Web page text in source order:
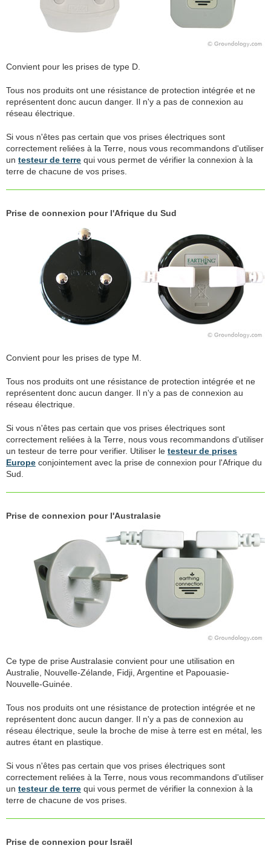
Convient pour les prises de type D.
Tous nos produits ont une résistance de protection intégrée et ne
représentent donc aucun danger. Il n'y a pas de connexion au
réseau électrique.
Si vous n'êtes pas certain que vos prises électriques sont
correctement reliées à la Terre, nous vous recommandons d'utiliser
un testeur de terre qui vous permet de vérifier la connexion à la
terre de chacune de vos prises.
Prise de connexion pour l'Afrique du Sud
Convient pour les prises de type M.
Tous nos produits ont une résistance de protection intégrée et ne
représentent donc aucun danger. Il n'y a pas de connexion au
réseau électrique.
Si vous n'êtes pas certain que vos prises électriques sont
correctement reliées à la Terre, nous vous recommandons d'utiliser
un testeur de terre pour verifier. Utiliser le testeur de prises
Europe conjointement avec la prise de connexion pour l'Afrique du
Sud.
Prise de connexion pour l'Australasie
Ce type de prise Australasie convient pour une utilisation en
Australie, Nouvelle-Zélande, Fidji, Argentine et Papouasie-
Nouvelle-Guinée.
Tous nos produits ont une résistance de protection intégrée et ne
représentent donc aucun danger. Il n'y a pas de connexion au
réseau électrique, seule la broche de mise à terre est en métal, les
autres étant en plastique.
Si vous n'êtes pas certain que vos prises électriques sont
correctement reliées à la Terre, nous vous recommandons d'utiliser
un testeur de terre qui vous permet de vérifier la connexion à la
terre de chacune de vos prises.
Prise de connexion pour Israël